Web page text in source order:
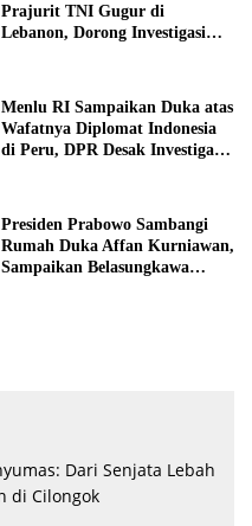
Prajurit TNI Gugur di
Lebanon, Dorong Investigasi
Menlu RI Sampaikan Duka atas
Wafatnya Diplomat Indonesia
di Peru, DPR Desak Investigasi
Presiden Prabowo Sambangi
Rumah Duka Affan Kurniawan,
Sampaikan Belasungkawa